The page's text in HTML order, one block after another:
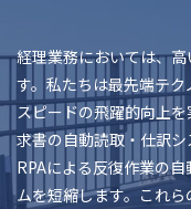
経理業務においては、
す。私たちは最先端テ
スピードの飛躍的向上
求書の自動読取・仕訳
RPAによる反復作業の
ムを短縮します。これ